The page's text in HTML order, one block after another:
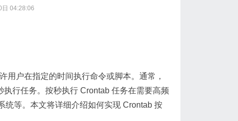
日 04:28:06
用户在指定的时间执行命令或脚本。通常，
行任务。按秒执行 Crontab 任务在需要高频
统等。本文将详细介绍如何实现 Crontab 按